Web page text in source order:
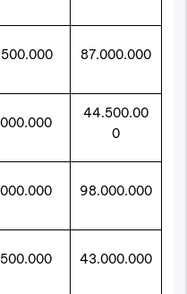
87.000.000
44.500.00
0
98.000.000
43.000.000